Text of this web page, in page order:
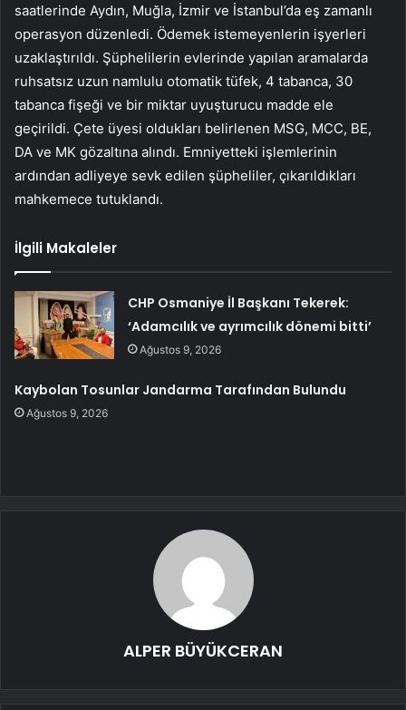
saatlerinde Aydın, Muğla, İzmir ve İstanbul’da eş zamanlı
operasyon düzenledi. Ödemek istemeyenlerin işyerleri
uzaklaştırıldı. Şüphelilerin evlerinde yapılan aramalarda
ruhsatsız uzun namlulu otomatik tüfek, 4 tabanca, 30
tabanca fişeği ve bir miktar uyuşturucu madde ele
geçirildi. Çete üyesi oldukları belirlenen MSG, MCC, BE,
DA ve MK gözaltına alındı. Emniyetteki işlemlerinin
ardından adliyeye sevk edilen şüpheliler, çıkarıldıkları
mahkemece tutuklandı.
İlgili Makaleler
CHP Osmaniye İl Başkanı Tekerek:
‘Adamcılık ve ayrımcılık dönemi bitti’
Ağustos 9, 2026
Kaybolan Tosunlar Jandarma Tarafından Bulundu
Ağustos 9, 2026
ALPER BÜYÜKCERAN